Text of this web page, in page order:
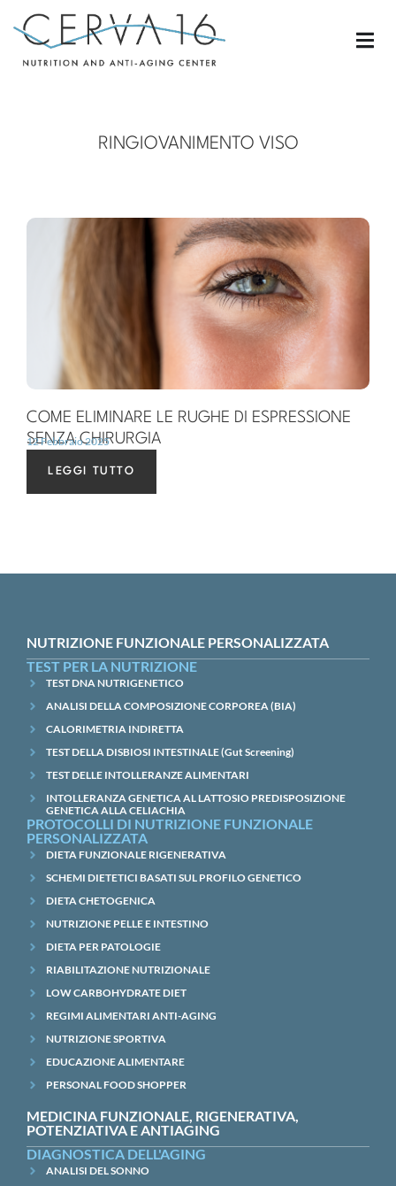
RINGIOVANIMENTO VISO
COME ELIMINARE LE RUGHE DI ESPRESSIONE
SENZA CHIRURGIA
12 Febbraio 2025
LEGGI TUTTO
NUTRIZIONE FUNZIONALE PERSONALIZZATA
TEST PER LA NUTRIZIONE
TEST DNA NUTRIGENETICO
ANALISI DELLA COMPOSIZIONE CORPOREA (BIA)
CALORIMETRIA INDIRETTA
TEST DELLA DISBIOSI INTESTINALE (Gut Screening)
TEST DELLE INTOLLERANZE ALIMENTARI
INTOLLERANZA GENETICA AL LATTOSIO PREDISPOSIZIONE
GENETICA ALLA CELIACHIA
PROTOCOLLI DI NUTRIZIONE FUNZIONALE
PERSONALIZZATA
DIETA FUNZIONALE RIGENERATIVA
SCHEMI DIETETICI BASATI SUL PROFILO GENETICO
DIETA CHETOGENICA
NUTRIZIONE PELLE E INTESTINO
DIETA PER PATOLOGIE
RIABILITAZIONE NUTRIZIONALE
LOW CARBOHYDRATE DIET
REGIMI ALIMENTARI ANTI-AGING
NUTRIZIONE SPORTIVA
EDUCAZIONE ALIMENTARE
PERSONAL FOOD SHOPPER
MEDICINA FUNZIONALE, RIGENERATIVA,
POTENZIATIVA E ANTIAGING
DIAGNOSTICA DELL'AGING
ANALISI DEL SONNO